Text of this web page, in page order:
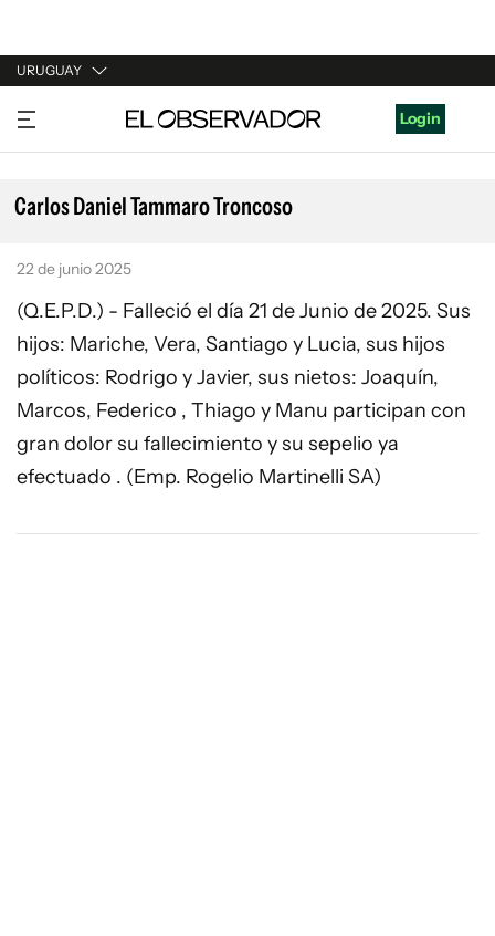
URUGUAY
URUGUAY
ARGENTINA
ESPAÑA
Login
Carlos Daniel Tammaro Troncoso
22 de junio 2025
(Q.E.P.D.) - Falleció el día 21 de Junio de 2025. Sus
hijos: Mariche, Vera, Santiago y Lucia, sus hijos
políticos: Rodrigo y Javier, sus nietos: Joaquín,
Marcos, Federico , Thiago y Manu participan con
gran dolor su fallecimiento y su sepelio ya
efectuado . (Emp. Rogelio Martinelli SA)